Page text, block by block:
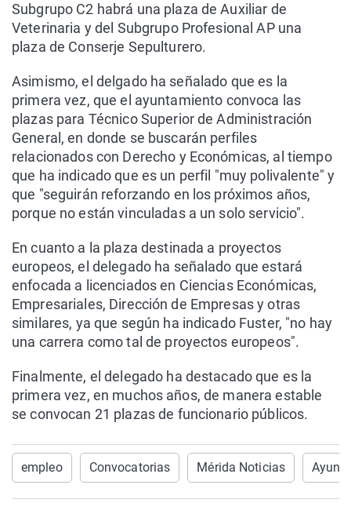
Subgrupo C2 habrá una plaza de Auxiliar de
Veterinaria y del Subgrupo Profesional AP una
plaza de Conserje Sepulturero.
Asimismo, el delgado ha señalado que es la
primera vez, que el ayuntamiento convoca las
plazas para Técnico Superior de Administración
General, en donde se buscarán perfiles
relacionados con Derecho y Económicas, al tiempo
que ha indicado que es un perfil "muy polivalente" y
que "seguirán reforzando en los próximos años,
porque no están vinculadas a un solo servicio".
En cuanto a la plaza destinada a proyectos
europeos, el delegado ha señalado que estará
enfocada a licenciados en Ciencias Económicas,
Empresariales, Dirección de Empresas y otras
similares, ya que según ha indicado Fuster, "no hay
una carrera como tal de proyectos europeos".
Finalmente, el delegado ha destacado que es la
primera vez, en muchos años, de manera estable
se convocan 21 plazas de funcionario públicos.
empleo Convocatorias Mérida Noticias